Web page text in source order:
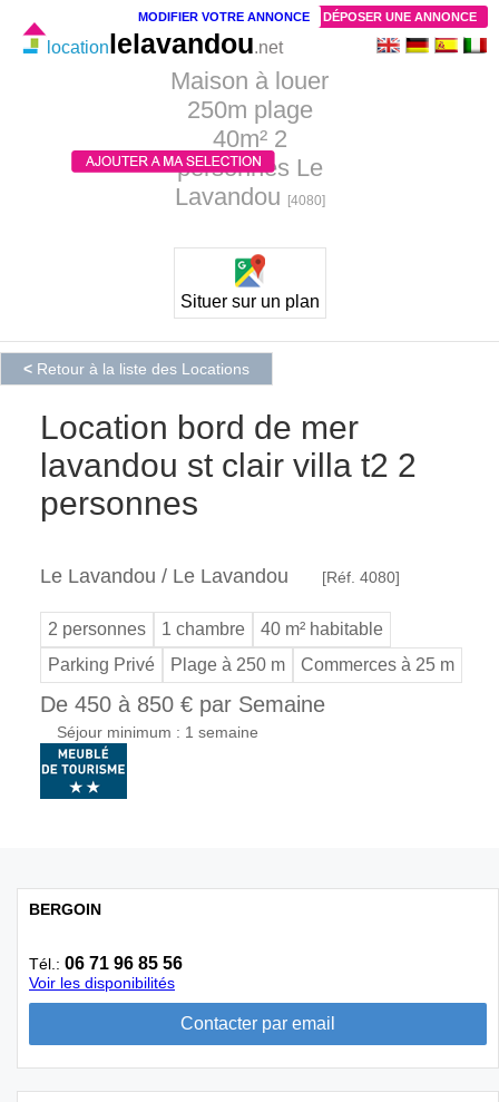
Maison à louer
250m plage
40m² 2
personnes Le
Lavandou
[4080]
locationlelavandou.net
Situer sur un plan
< Retour à la liste des Locations
Location bord de mer
lavandou st clair villa t2 2
personnes
Le Lavandou / Le Lavandou [Réf. 4080]
2 personnes 1 chambre
40 m² habitable
Parking Privé
Plage à 250 m Commerces à 25 m
De 450 à 850 € par Semaine
Séjour minimum : 1 semaine
BERGOIN
Tél.: 06 71 96 85 56
Voir les disponibilités
DÉPOSER UNE ANNONCE
MODIFIER VOTRE ANNONCE